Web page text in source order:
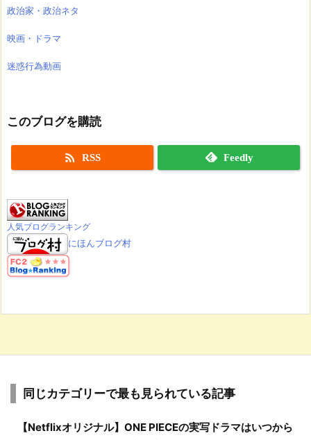
政治家・政治ネタ
映画・ドラマ
迷惑行為動画
このブログを購読
 RSS Feedly
人気ブログランキング
にほんブログ村
同じカテゴリーで最も見られている記事
【Netflixオリジナル】ONE PIECEの実写ドラマはいつから